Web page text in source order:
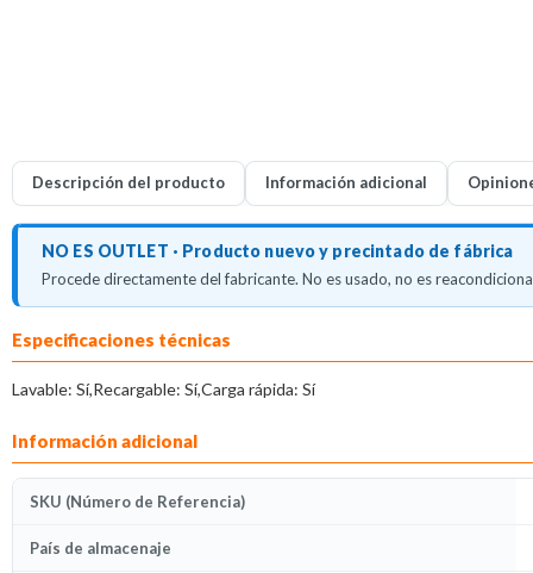
Descripción del producto Información adicional
NO ES OUTLET · Producto nuevo y precintado de fábrica
Procede directamente del fabricante. No es usado, no es
Descripción del producto
Especificaciones técnicas
Lavable: Sí,Recargable: Sí,Carga rápida: Sí
Información adicional
SKU (Número de Referencia)
País de almacenaje